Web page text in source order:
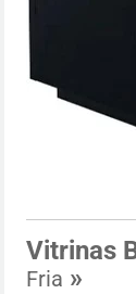
Vitrinas
Fria »